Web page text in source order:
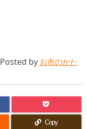
Posted by お市のかた
Copy